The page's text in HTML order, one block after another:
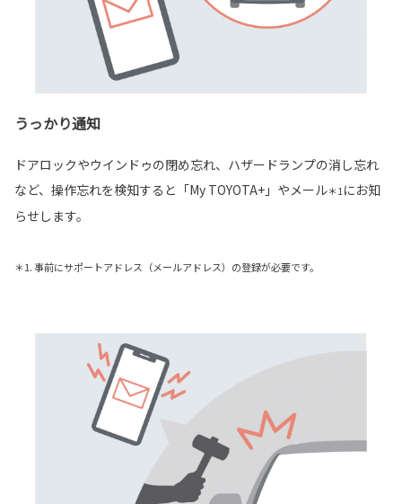
うっかり通知
ドアロックやウインドゥの閉め忘れ、ハザードランプの消し忘れ
など、操作忘れを検知すると「My TOYOTA+」やメール＊1 にお知
らせします。
＊1. 事前にサポートアドレス（メールアドレス）の登録が必要です。